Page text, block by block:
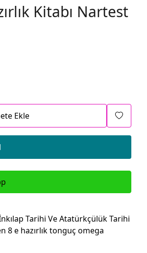
Kitabı Nartest
Ekle
Tarihi Ve Atatürkçülük Tarihi
8 e hazırlık tonguç omega